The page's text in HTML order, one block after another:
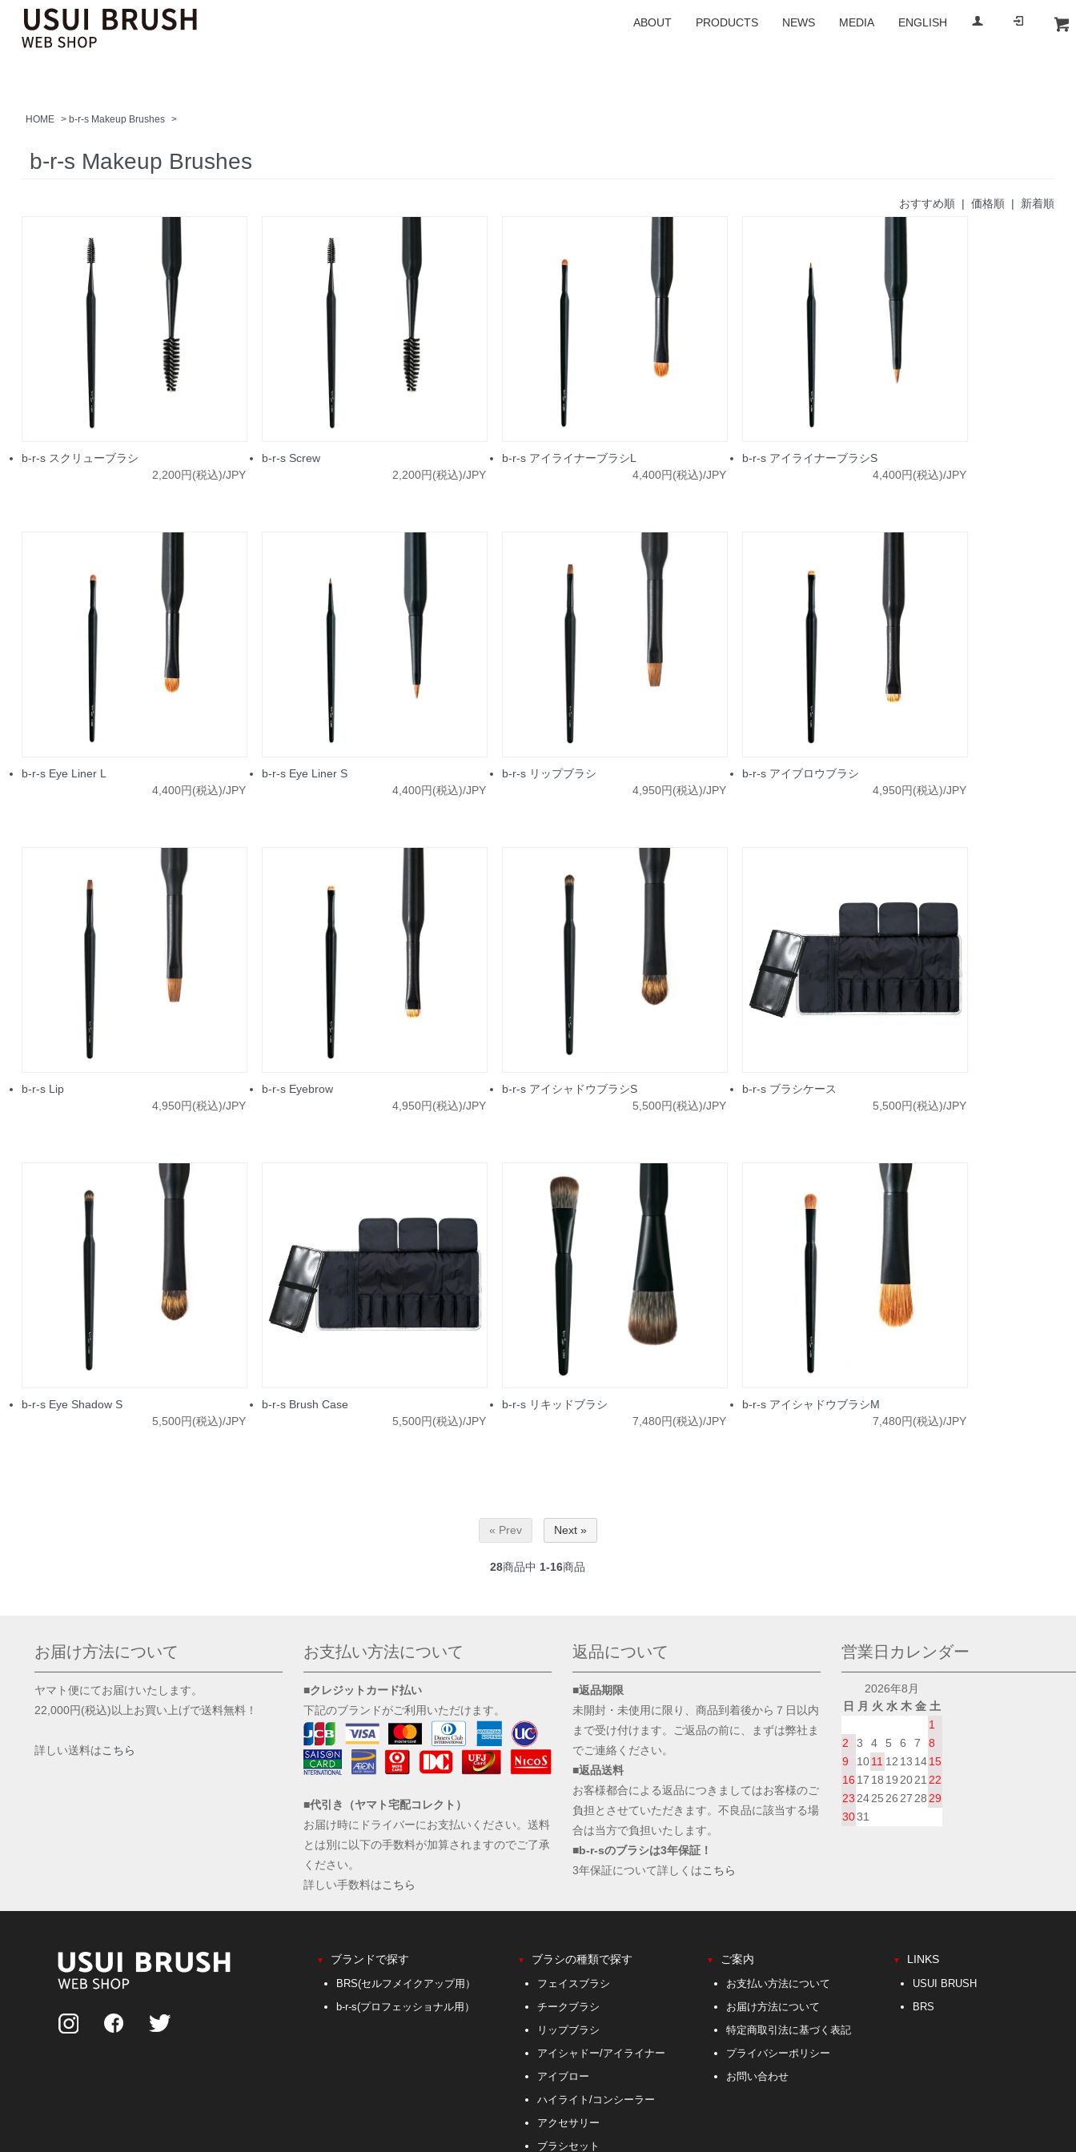
ABOUT PRODUCTS NEWS MEDIA ENGLISH
HOME > b-r-s Makeup Brushes >
b-r-s Makeup Brushes
おすすめ順 | 価格順 | 新着順
b-r-s スクリューブラシ
2,200円(税込)/JPY
b-r-s Screw
2,200円(税込)/JPY
b-r-s アイライナーブラシL
4,400円(税込)/JPY
b-r-s アイライナーブラシS
4,400円(税込)/JPY
b-r-s Eye Liner L
4,400円(税込)/JPY
b-r-s Eye Liner S
4,400円(税込)/JPY
b-r-s リップブラシ
4,950円(税込)/JPY
b-r-s アイブロウブラシ
4,950円(税込)/JPY
b-r-s Lip
4,950円(税込)/JPY
b-r-s Eyebrow
4,950円(税込)/JPY
b-r-s アイシャドウブラシS
5,500円(税込)/JPY
b-r-s ブラシケース
5,500円(税込)/JPY
b-r-s Eye Shadow S
5,500円(税込)/JPY
b-r-s Brush Case
5,500円(税込)/JPY
b-r-s リキッドブラシ
7,480円(税込)/JPY
b-r-s アイシャドウブラシM
7,480円(税込)/JPY
« Prev Next »
28商品中 1-16商品
お届け方法について
ヤマト便にてお届けいたします。
22,000円(税込)以上お買い上げで送料無料！
詳しい送料はこちら
お支払い方法について
■クレジットカード払い
下記のブランドがご利用いただけます。
■代引き（ヤマト宅配コレクト）
お届け時にドライバーにお支払いください。送料
とは別に以下の手数料が加算されますのでご了承
ください。
詳しい手数料はこちら
返品について
■返品期限
未開封・未使用に限り、商品到着後から７日以内
まで受け付けます。ご返品の前に、まずは弊社ま
でご連絡ください。
■返品送料
お客様都合による返品につきましてはお客様のご
負担とさせていただきます。不良品に該当する場
合は当方で負担いたします。
■b-r-sのブラシは3年保証！
3年保証について詳しくはこちら
営業日カレンダー
2026年8月
日 月 火 水 木 金 土
1
2
3 4 5 6 7
8
9
1011 12 13 1415
16 17 18 19 2021 22
23 2425 26 27 28 29
3031
▼ ブランドで探す
BRS(セルフメイクアップ用）
b-r-s(プロフェッショナル用）
▼ ブラシの種類で探す
フェイスブラシ
チークブラシ
リップブラシ
アイシャドー/アイライナー
アイブロー
ハイライト/コンシーラー
アクセサリー
ブラシセット
▼ ご案内
お支払い方法について
お届け方法について
特定商取引法に基づく表記
プライバシーポリシー
お問い合わせ
▼ LINKS
USUI BRUSH
BRS